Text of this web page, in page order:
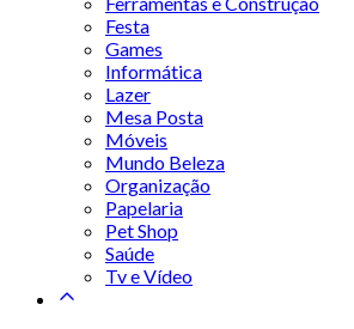
Festa
Games
Informática
Lazer
Mesa Posta
Móveis
Mundo Beleza
Organização
Papelaria
Pet Shop
Saúde
Tv e Vídeo